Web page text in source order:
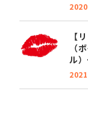
【
（
ル